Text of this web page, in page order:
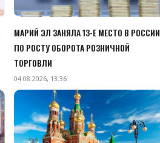
МАРИЙ ЭЛ ЗАНЯЛА 13-Е МЕСТО В РОССИИ
ПО РОСТУ ОБОРОТА РОЗНИЧНОЙ
ТОРГОВЛИ
04.08.2026, 13:36